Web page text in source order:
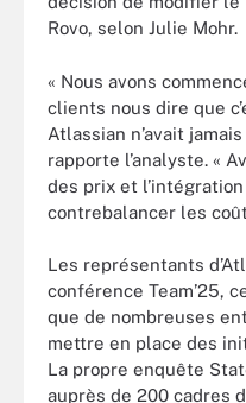
Rovo, selon Julie Mohr.
« Nous avons
clients nous dire que
Atlassian n’avait
rapporte l’analyste. «
des prix et
contrebalancer les
Les représentants
conférence Team’25,
que de nombreuses
mettre en place des
La propre enquête
auprès de 200 cadres